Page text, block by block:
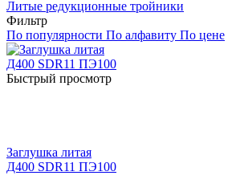
Литые редукционные тройники
Фильтр
По популярности По алфавиту По цене
Быстрый просмотр
Заглушка литая
Д400 SDR11 ПЭ100